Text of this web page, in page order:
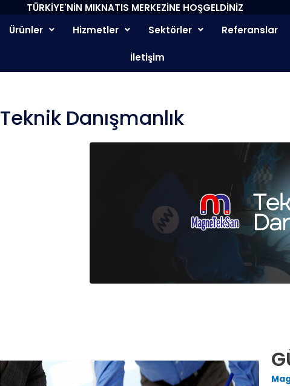
TÜRKİYE'NİN MIKNATIS MERKEZİNE HOŞGELDİNİZ
Ürünler Hizmetler Sektörler Referanslar
İletişim
Teknik Danışmanlık